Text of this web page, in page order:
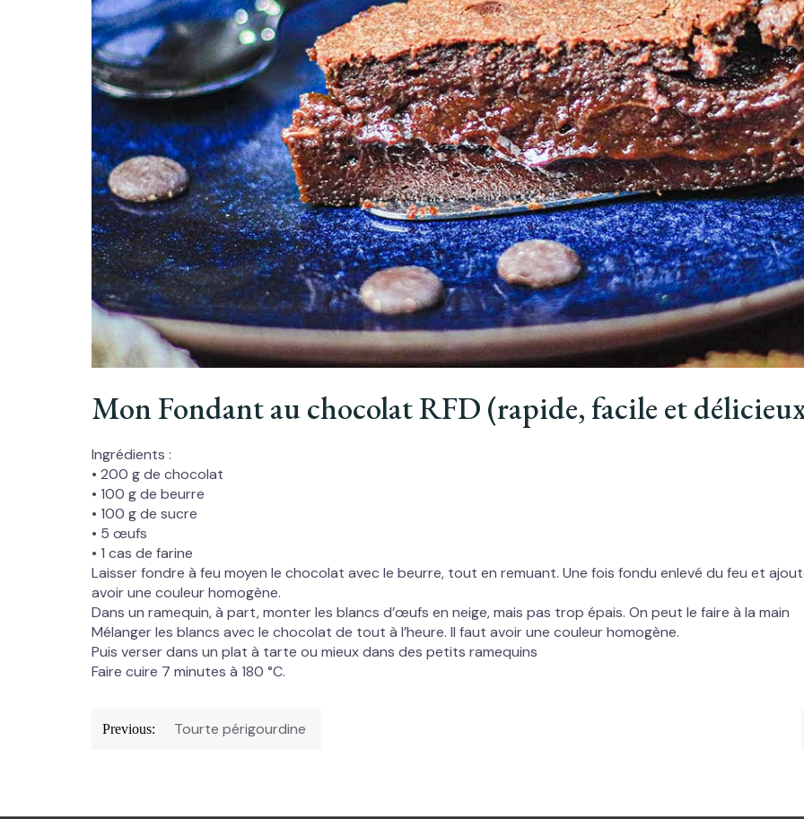
Mon Fondant au chocolat RFD (rapide, facile et
Ingrédients :
• 200 g de chocolat
• 100 g de beurre
• 100 g de sucre
• 5 œufs
• 1 cas de farine
Laisser fondre à feu moyen le chocolat avec le beurre, tout en remuant. Une fois fondu enlevé du feu et
avoir une couleur homogène.
Dans un ramequin, à part, monter les blancs d’œufs en neige, mais pas trop épais. On peut le faire à la main
Mélanger les blancs avec le chocolat de tout à l’heure. Il faut avoir une couleur homogène.
Puis verser dans un plat à tarte ou mieux dans des petits ramequins
Faire cuire 7 minutes à 180 °C.
Navigation
Previous: Tourte périgourdine